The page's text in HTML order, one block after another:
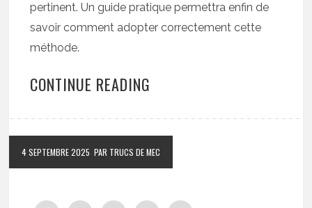
pertinent. Un guide pratique permettra enfin de
savoir comment adopter correctement cette
méthode.
CONTINUE READING
4 SEPTEMBRE 2025 PAR TRUCS DE MEC